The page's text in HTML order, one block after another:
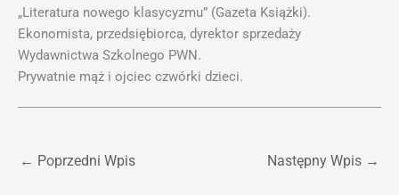
„Literatura nowego klasycyzmu” (Gazeta Książki).
Ekonomista, przedsiębiorca, dyrektor sprzedaży
Wydawnictwa Szkolnego PWN.
Prywatnie mąż i ojciec czwórki dzieci.
← Poprzedni Wpis Następny Wpis →